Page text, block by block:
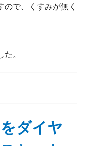
で、くすみが無く
。
ダイヤ